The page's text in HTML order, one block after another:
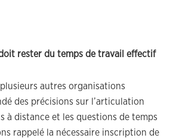
rester du temps de travail effectif
plusieurs autres organisations
des précisions sur l’articulation
à distance et les questions de temps
rappelé la nécessaire inscription de